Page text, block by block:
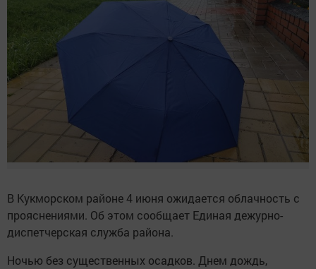
В Кукморском районе 4 июня ожидается облачность с
прояснениями. Об этом сообщает Единая дежурно-
диспетчерская служба района.
Ночью без существенных осадков. Днем дождь,